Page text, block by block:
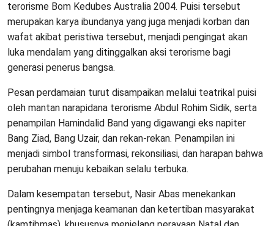
terorisme Bom Kedubes Australia 2004. Puisi tersebut
merupakan karya ibundanya yang juga menjadi korban dan
wafat akibat peristiwa tersebut, menjadi pengingat akan
luka mendalam yang ditinggalkan aksi terorisme bagi
generasi penerus bangsa.
Pesan perdamaian turut disampaikan melalui teatrikal puisi
oleh mantan narapidana terorisme Abdul Rohim Sidik, serta
penampilan Hamindalid Band yang digawangi eks napiter
Bang Ziad, Bang Uzair, dan rekan-rekan. Penampilan ini
menjadi simbol transformasi, rekonsiliasi, dan harapan bahwa
perubahan menuju kebaikan selalu terbuka.
Dalam kesempatan tersebut, Nasir Abas menekankan
pentingnya menjaga keamanan dan ketertiban masyarakat